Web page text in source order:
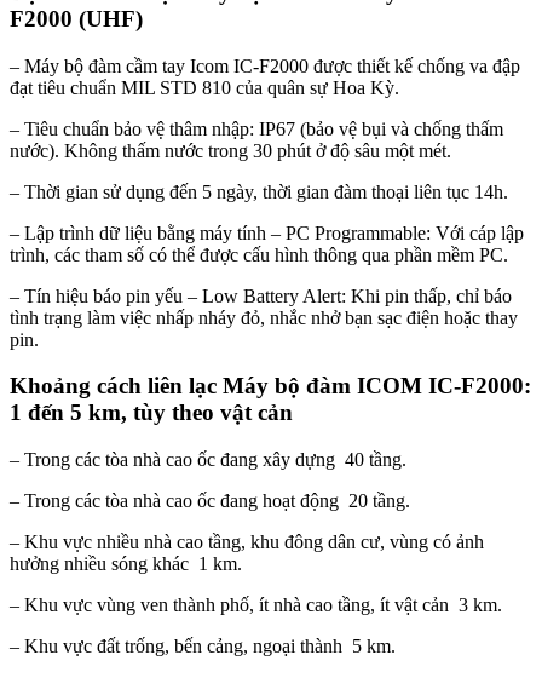
F2000 (UHF)
– Máy bộ đàm cầm tay Icom IC-F2000 được thiết kế chống va đập
đạt tiêu chuẩn MIL STD 810 của quân sự Hoa Kỳ.
– Tiêu chuẩn bảo vệ thâm nhập: IP67 (bảo vệ bụi và chống thấm
nước). Không thấm nước trong 30 phút ở độ sâu một mét.
– Thời gian sử dụng đến 5 ngày, thời gian đàm thoại liên tục 14h.
– Lập trình dữ liệu bằng máy tính – PC Programmable: Với cáp lập
trình, các tham số có thể được cấu hình thông qua phần mềm PC.
– Tín hiệu báo pin yếu – Low Battery Alert: Khi pin thấp, chỉ báo
tình trạng làm việc nhấp nháy đỏ, nhắc nhở bạn sạc điện hoặc thay
pin.
Khoảng cách liên lạc Máy bộ đàm ICOM IC-F2000:
1 đến 5 km, tùy theo vật cản
– Trong các tòa nhà cao ốc đang xây dựng 40 tầng.
– Trong các tòa nhà cao ốc đang hoạt động 20 tầng.
– Khu vực nhiều nhà cao tầng, khu đông dân cư, vùng có ảnh
hưởng nhiều sóng khác 1 km.
– Khu vực vùng ven thành phố, ít nhà cao tầng, ít vật cản 3 km.
– Khu vực đất trống, bến cảng, ngoại thành 5 km.